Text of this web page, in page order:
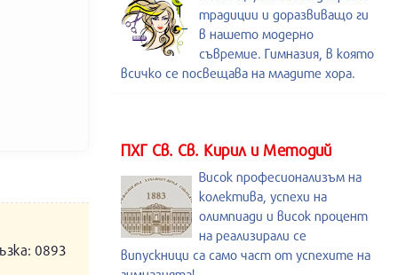
0893
традиции и доразвиващо ги
в нашето модерно
съвремие. Гимназия, в която
всичко се посвещава на младите хора.
ПХГ Св. Св. Кирил и Методий
Висок професионализъм на
колектива, успехи на
олимпиади и висок процент
на реализирали се
випускници са само част от успехите на